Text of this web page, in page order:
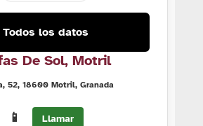
Todos los datos
De Sol, Motril
52, 18600 Motril, Granada
📱 Llamar